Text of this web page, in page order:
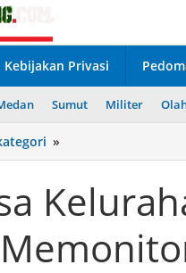
Kebijakan Privasi
Sumut Militer
»
Kelurahan
Rengas
Permata
Memonitor